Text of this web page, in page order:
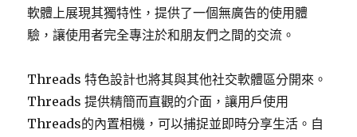
軟體上展現其獨特性，提供了一個無廣告的使用體
驗，讓使用者完全專注於和朋友們之間的交流。
Threads 特色設計也將其與其他社交軟體區分開來。
Threads 提供精簡而直觀的介面，讓用戶使用
Threads的內置相機，可以捕捉並即時分享生活。自